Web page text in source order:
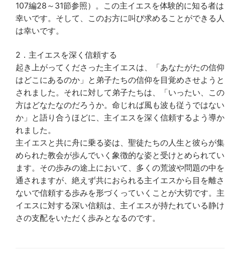
107編28～31節参照）。この主イエスを体験的に知る者は
幸いです。そして、このお方に叫び求めることができる人
は幸いです。
2．主イエスを深く信頼する
起き上がってくださった主イエスは、「あなたがたの信仰
はどこにあるのか」と弟子たちの信仰を目覚めさせようと
されました。それに対して弟子たちは、「いったい、この
方はどなたなのだろうか。命じれば風も波も従うではない
か」と語り合うほどに、主イエスを深く信頼するよう導か
れました。
主イエスと共に舟に乗る姿は、聖徒たちの人生と彼らが集
められた教会が歩んでいく象徴的な姿と受けとめられてい
ます。その歩みの途上において、多くの荒波や問題の中を
通されますが、絶えず共におられる主イエスから目を離さ
ないで信頼する歩みを形づくっていくことが大切です。主
イエスに対する深い信頼は、主イエスが持たれている静け
さの支配をいただく歩みとなるのです。